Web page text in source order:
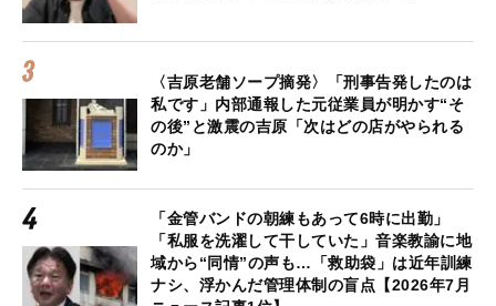
〈吉原老舗ソープ摘発〉「刑事告発したのは
私です」内部通報した元従業員が明かす“そ
の後”と激震の吉原「次はどの店がやられる
のか」
「金管バンドの朝練もあって6時に出勤」
「私服を洗濯して干していた」音楽教諭に地
域から“同情”の声も…「救助袋」は近年訓練
ナシ、浮かんだ管理体制の盲点【2026年7月